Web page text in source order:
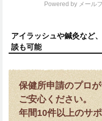
Powered by メール
アイラッシュや鍼灸など
談も可能
保健所申請のプロ
ご安心ください。
年間10件以上のサ